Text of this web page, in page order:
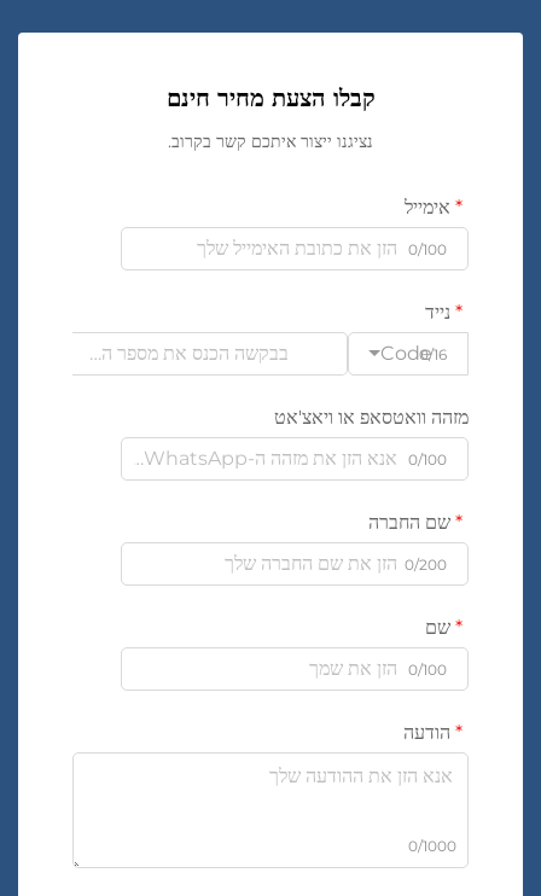
קבלו הצעת מחיר חינם
נציגנו ייצור איתכם קשר בקרוב.
אימייל
0/100
נייד
Code0/16
מזהה וואטסאפ או ויאצ'אט
0/100
שם החברה
0/200
שם
0/100
הודעה
0/1000